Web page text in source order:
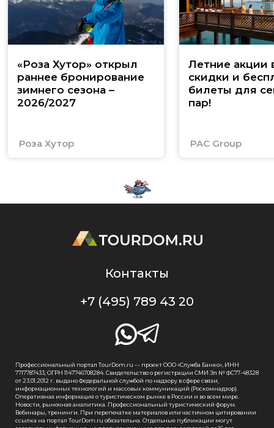
«Роза Хутор» открыл
раннее бронирование
зимнего сезона –
2026/2027
Роза Хутор
Летние акции
скидки и
билеты для
пар!
PAC Group
Контакты
+7 (495) 789 43 20
Профессиональный портал TourDom.ru — проект ООО «Служба Банко», ИНН
7717787433, ОГРН 1147746708284. Свидетельство о регистрации СМИ Эл № ФС77-48328
от 23.01.2012 г. выдано Федеральной службой по надзору в сфере связи,
информационных технологий и массовых коммуникаций (Роскомнадзор).
Оперативная информация о туристическом рынке в России и во всем мире.
Новости, рыночная аналитика. Профессиональный туристический форум.
Вебинары, тренинги. При перепечатке материалов или частичном цитировании
ссылка на портал TourDom.ru обязательна. Отдельные публикации могут